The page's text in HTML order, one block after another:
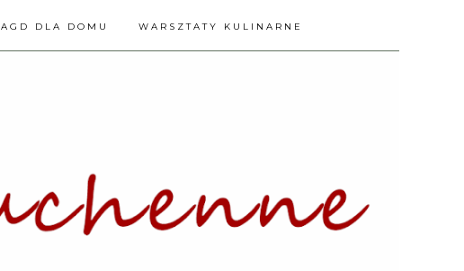
AGD DLA DOMU WARSZTATY KULINARNE